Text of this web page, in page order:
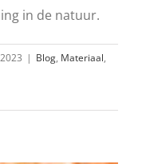
in de natuur.
| Blog, Materiaal,